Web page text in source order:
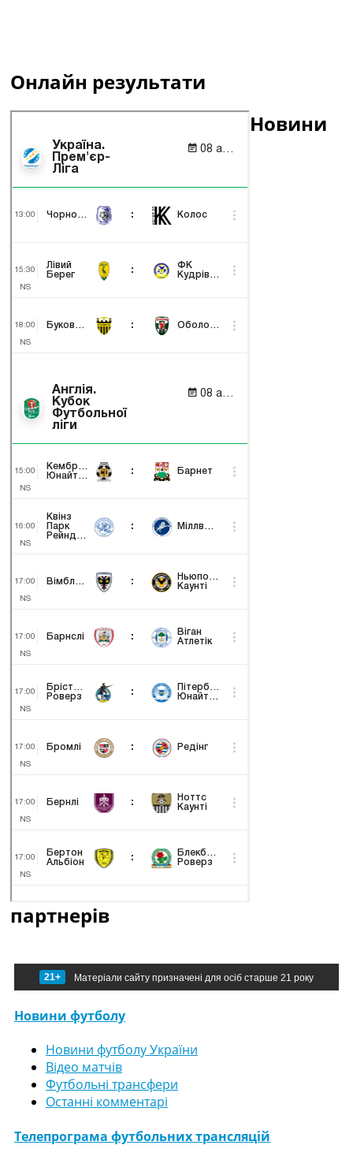
Онлайн результати
Новини
партнерів
21+ Матеріали сайту призначені для осіб старше 21 року
Новини футболу
Новини футболу України
Відео матчів
Футбольні трансфери
Останні комментарі
Телепрограма футбольних трансляцій